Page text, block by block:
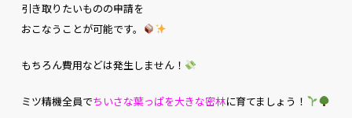
引き取りたいものの申請を
おこなうことが可能です。
もちろん費用などは発生しません！
ミツ精機全員でちいさな葉っぱを大きな密林に育てましょう！